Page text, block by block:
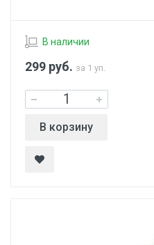
В наличии
299 руб. за 1 уп.
В корзину